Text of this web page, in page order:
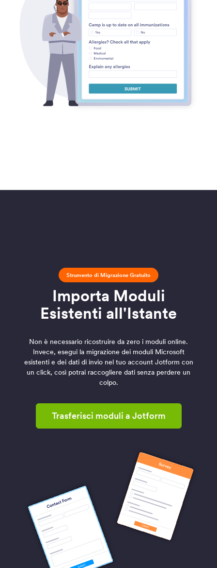
Strumento di Migrazione Gratuito
Importa Moduli
Esistenti all'Istante
Non è necessario ricostruire da zero i moduli online.
Invece, esegui la migrazione dei moduli Microsoft
esistenti e dei dati di invio nel tuo account Jotform con
un click, così potrai raccogliere dati senza perdere un
colpo.
Trasferisci moduli a Jotform